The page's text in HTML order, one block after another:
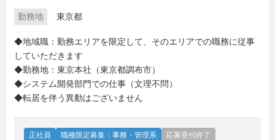
勤務地 東京都
◆地域職：勤務エリアを限定して、そのエリアでの職務に従事
していただきます
◆勤務地：東京本社（東京都調布市）
◆システム開発部門での仕事（文理不問）
◆転居を伴う異動はございません
正社員 職種限定募集：事務・管理系 応募受付終了